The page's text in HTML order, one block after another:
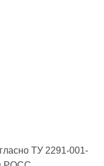
ТУ 2291-001-